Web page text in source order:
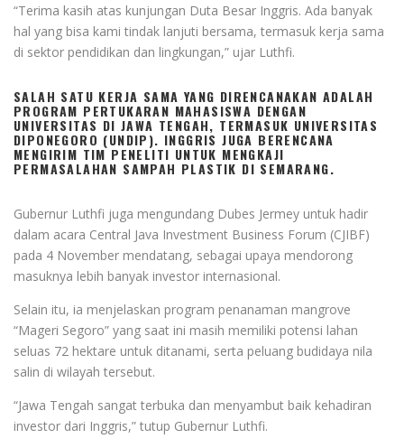
“Terima kasih atas kunjungan Duta Besar Inggris. Ada banyak
hal yang bisa kami tindak lanjuti bersama, termasuk kerja sama
di sektor pendidikan dan lingkungan,” ujar Luthfi.
SALAH SATU KERJA SAMA YANG DIRENCANAKAN ADALAH
PROGRAM PERTUKARAN MAHASISWA DENGAN
UNIVERSITAS DI JAWA TENGAH, TERMASUK UNIVERSITAS
DIPONEGORO (UNDIP). INGGRIS JUGA BERENCANA
MENGIRIM TIM PENELITI UNTUK MENGKAJI
PERMASALAHAN SAMPAH PLASTIK DI SEMARANG.
Gubernur Luthfi juga mengundang Dubes Jermey untuk hadir
dalam acara Central Java Investment Business Forum (CJIBF)
pada 4 November mendatang, sebagai upaya mendorong
masuknya lebih banyak investor internasional.
Selain itu, ia menjelaskan program penanaman mangrove
“Mageri Segoro” yang saat ini masih memiliki potensi lahan
seluas 72 hektare untuk ditanami, serta peluang budidaya nila
salin di wilayah tersebut.
“Jawa Tengah sangat terbuka dan menyambut baik kehadiran
investor dari Inggris,” tutup Gubernur Luthfi.